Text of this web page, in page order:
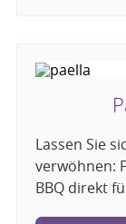
Lassen Sie
verwöhnen:
BBQ direkt